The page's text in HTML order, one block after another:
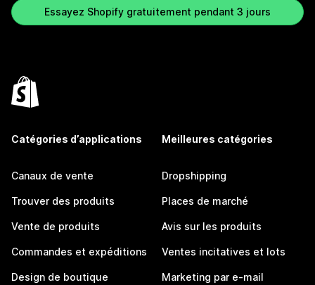
Essayez Shopify gratuitement pendant 3 jours
Catégories d’applications
Canaux de vente
Trouver des produits
Vente de produits
Commandes et expéditions
Design de boutique
Meilleures catégories
Dropshipping
Places de marché
Avis sur les produits
Ventes incitatives et lots
Marketing par e-mail